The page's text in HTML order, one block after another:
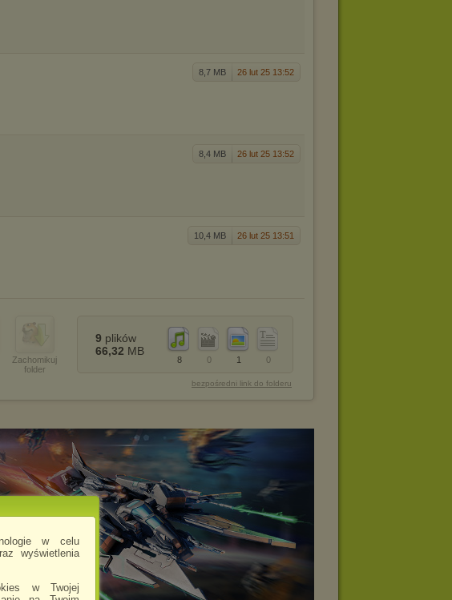
w celu
wyświetlenia
w Twojej
8,7 MB 26 lut 25 13:52
8,4 MB 26 lut 25 13:52
10,4 MB 26 lut 25 13:51
Zachomikuj
folder
0
1
0
8
9 plików
66,32 MB
bezpośredni link do folderu